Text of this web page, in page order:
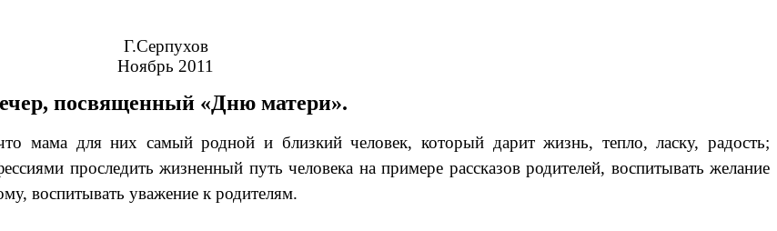
Г.Серпухов
Ноябрь 2011
посвященный «Дню матери».
мама для них самый родной и близкий человек, который дарит жизнь, тепло, ласку, радость;
проследить жизненный путь человека на примере рассказов родителей, воспитывать желание
воспитывать уважение к родителям.